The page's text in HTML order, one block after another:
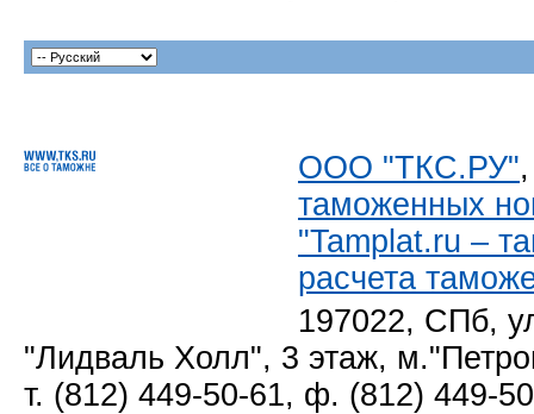
ООО "ТКС.РУ"
таможенных
"Tamplat.ru –
расчета
197022, СПб,
"Лидваль Холл", 3 этаж,
т. (812) 449-50-61, ф. (812) 449-